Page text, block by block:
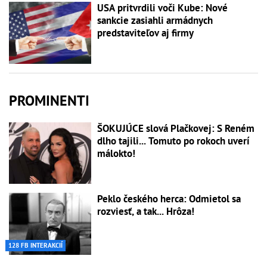
USA pritvrdili voči Kube: Nové
sankcie zasiahli armádnych
predstaviteľov aj firmy
PROMINENTI
ŠOKUJÚCE slová Plačkovej: S Reném
dlho tajili... Tomuto po rokoch uverí
málokto!
128 FB INTERAKCIÍ
Peklo českého herca: Odmietol sa
rozviesť, a tak... Hrôza!